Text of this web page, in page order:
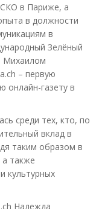
в Париже, а
в должности
в
Зелёный
Михаилом
– первую
онлайн-газету в
среди тех, кто, по
вклад в
таким образом в
также
культурных
Надежда